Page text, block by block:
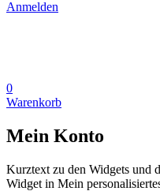
Anmelden
0
Warenkorb
Mein Konto
Kurztext zu den Widgets und
Widget in Mein